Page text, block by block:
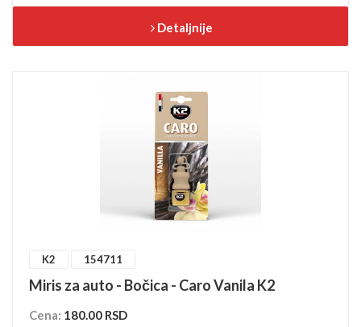
Detaljnije
K2 154711
Miris za auto - Bočica - Caro Vanila K2
Cena: 180.00 RSD